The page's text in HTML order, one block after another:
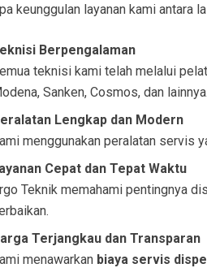
keunggulan layanan kami antara
Berpengalaman
teknisi kami telah melalui
Sanken, Cosmos, dan lainnya.
Lengkap dan Modern
menggunakan peralatan servis
Cepat dan Tepat Waktu
Teknik memahami pentingnya
Terjangkau dan Transparan
menawarkan biaya servis